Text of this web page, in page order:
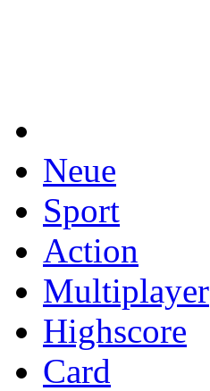
Neue
Sport
Action
Multiplayer
Highscore
Card